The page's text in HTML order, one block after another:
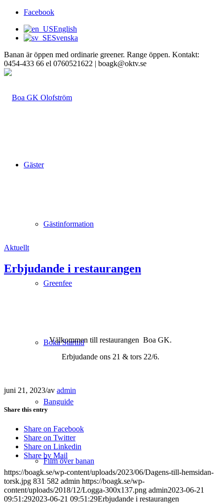
Facebook
English
Svenska
Banan är öppen med ordinarie greener. Range öppen. Kontakt:
0454-433 66 el 0760521622 | boagk@oktv.se
Gäster
Gästinformation
Greenfee
Boka Starttid
Banguide
Film över banan
Aktuellt
Erbjudande i restaurangen
Välkommen till restaurangen Boa GK.
Erbjudande ons 21 & tors 22/6.
juni 21, 2023/av admin
Share this entry
Share on Facebook
Share on Twitter
Share on Linkedin
Share by Mail
https://boagk.se/wp-content/uploads/2023/06/Dagens-till-hemsidan-
torsk.jpg 831 582 admin https://boagk.se/wp-
content/uploads/2018/12/Logga-300x137.png admin2023-06-21
09:51:292023-06-21 09:51:29Erbjudande i restaurangen